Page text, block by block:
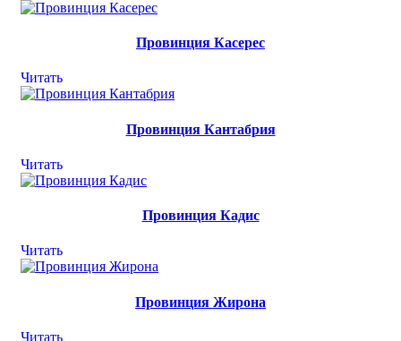
Провинция Касерес
Читать
Провинция Кантабрия
Читать
Провинция Кадис
Читать
Провинция Жирона
Читать